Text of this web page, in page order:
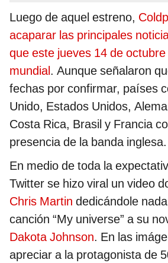
Luego de aquel estreno,
acaparar las principales
que este jueves 14 de
mundial. Aunque señalaron
fechas por confirmar, países
Unido, Estados Unidos,
Costa Rica, Brasil y Francia
presencia de la banda inglesa.
En medio de toda la
Twitter se hizo viral un video
Chris Martin dedicándole
canción “My universe” a su
Dakota Johnson. En las
apreciar a la protagonista de